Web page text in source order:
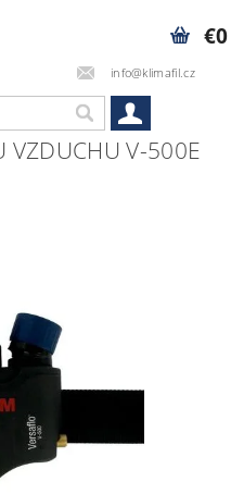
info@klimafil.cz
€0
VZDUCHU V-500E